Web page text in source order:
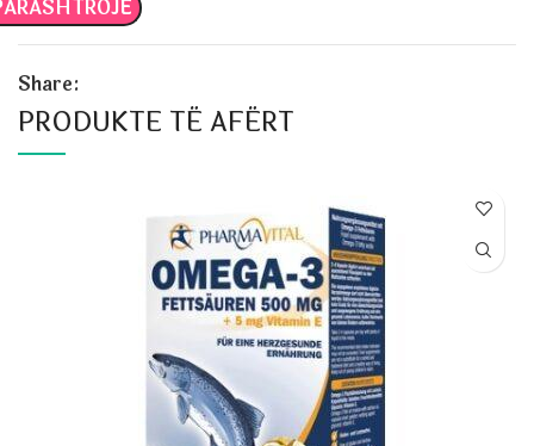
Share:
PRODUKTE TË AFËRT